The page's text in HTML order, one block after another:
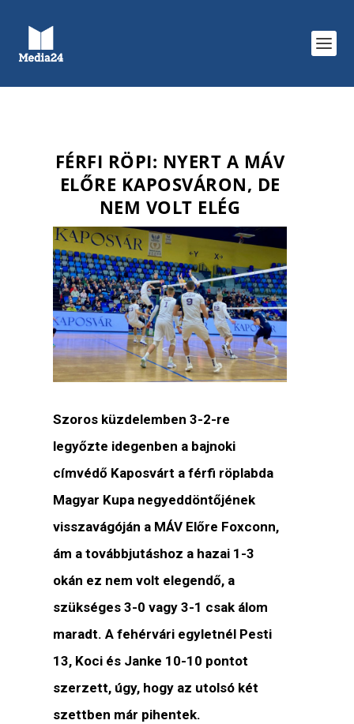
FÉRFI RÖPI: NYERT A MÁV
ELŐRE KAPOSVÁRON, DE
NEM VOLT ELÉG
Szoros küzdelemben 3-2-re
legyőzte idegenben a bajnoki
címvédő Kaposvárt a férfi röplabda
Magyar Kupa negyeddöntőjének
visszavágóján a MÁV Előre Foxconn,
ám a továbbjutáshoz a hazai 1-3
okán ez nem volt elegendő, a
szükséges 3-0 vagy 3-1 csak álom
maradt. A fehérvári egyletnél Pesti
13, Koci és Janke 10-10 pontot
szerzett, úgy, hogy az utolsó két
szettben már pihentek.